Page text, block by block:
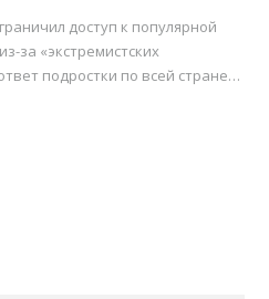
доступ к популярной
за «экстремистских
подростки по всей стране…